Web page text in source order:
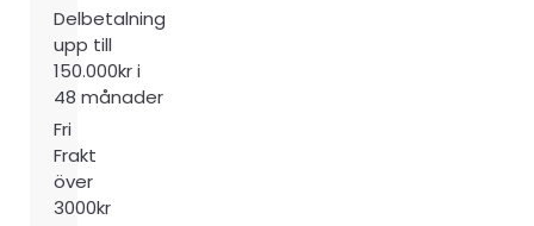
Delbetalning
upp till
150.000kr i
48 månader
Fri
Frakt
över
3000kr